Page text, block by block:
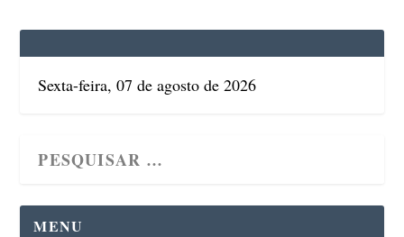
Sexta-feira, 07 de agosto de 2026
MENU